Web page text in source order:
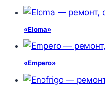
«Eloma»
«Empero»